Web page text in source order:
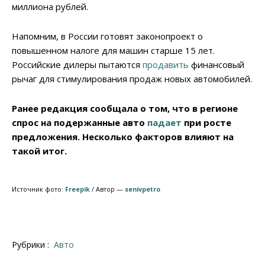
миллиона рублей.
Напомним, в России готовят законопроект о
повышенном налоге для машин старше 15 лет.
Российские дилеры пытаются продавить финансовый
рычаг для стимулирования продаж новых автомобилей.
Ранее редакция сообщала о том, что в регионе
спрос на подержанные авто падает при росте
предложения. Несколько факторов влияют на
такой итог.
Источник фото: Freepik / Автор — senivpetro
Рубрики : Авто